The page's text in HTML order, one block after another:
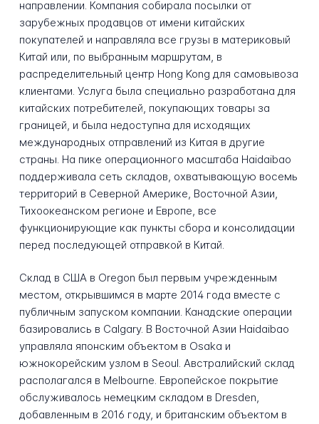
направлении. Компания собирала посылки от
зарубежных продавцов от имени китайских
покупателей и направляла все грузы в материковый
Китай или, по выбранным маршрутам, в
распределительный центр Hong Kong для самовывоза
клиентами. Услуга была специально разработана для
китайских потребителей, покупающих товары за
границей, и была недоступна для исходящих
международных отправлений из Китая в другие
страны. На пике операционного масштаба Haidaibao
поддерживала сеть складов, охватывающую восемь
территорий в Северной Америке, Восточной Азии,
Тихоокеанском регионе и Европе, все
функционирующие как пункты сбора и консолидации
перед последующей отправкой в Китай.
Склад в США в Oregon был первым учрежденным
местом, открывшимся в марте 2014 года вместе с
публичным запуском компании. Канадские операции
базировались в Calgary. В Восточной Азии Haidaibao
управляла японским объектом в Osaka и
южнокорейским узлом в Seoul. Австралийский склад
располагался в Melbourne. Европейское покрытие
обслуживалось немецким складом в Dresden,
добавленным в 2016 году, и британским объектом в